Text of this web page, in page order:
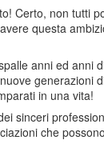
Certo, non tutti
questa
anni ed anni
generazioni
in una vita!
sinceri
che